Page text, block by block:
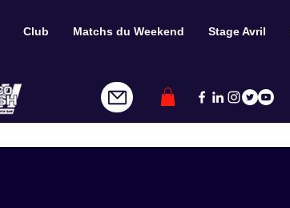
Club Matchs du Weekend Stage Avril